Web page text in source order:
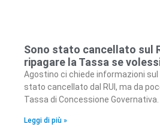
Sono stato cancellato sul
ripagare la Tassa se
Agostino ci chiede informazioni
stato cancellato dal RUI, ma da
Tassa di Concessione Governativa.
Leggi di più »